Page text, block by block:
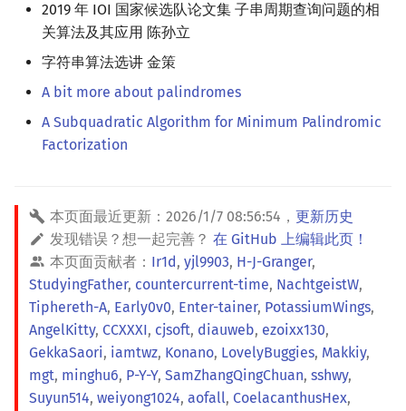
2019 年 IOI 国家候选队论文集 子串周期查询问题的相
关算法及其应用 陈孙立
字符串算法选讲 金策
A bit more about palindromes
A Subquadratic Algorithm for Minimum Palindromic
Factorization
本页面最近更新： 2026/1/7 08:56:54 ， 更新历史
发现错误？想一起完善？ 在 GitHub 上编辑此页！
本页面贡献者： Ir1d , yjl9903, H-J-Granger,
StudyingFather, countercurrent-time, NachtgeistW,
Tiphereth-A, Early0v0, Enter-tainer, PotassiumWings,
AngelKitty, CCXXXI, cjsoft, diauweb, ezoixx130,
GekkaSaori, iamtwz, Konano, LovelyBuggies, Makkiy,
mgt, minghu6, P-Y-Y, SamZhangQingChuan, sshwy,
Suyun514, weiyong1024, aofall, CoelacanthusHex,